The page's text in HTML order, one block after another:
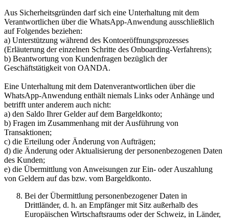
Aus Sicherheitsgründen darf sich eine Unterhaltung mit dem
Verantwortlichen über die WhatsApp-Anwendung ausschließlich
auf Folgendes beziehen:
a) Unterstützung während des Kontoeröffnungsprozesses
(Erläuterung der einzelnen Schritte des Onboarding-Verfahrens);
b) Beantwortung von Kundenfragen bezüglich der
Geschäftstätigkeit von OANDA.
Eine Unterhaltung mit dem Datenverantwortlichen über die
WhatsApp-Anwendung enthält niemals Links oder Anhänge und
betrifft unter anderem auch nicht:
a) den Saldo Ihrer Gelder auf dem Bargeldkonto;
b) Fragen im Zusammenhang mit der Ausführung von
Transaktionen;
c) die Erteilung oder Änderung von Aufträgen;
d) die Änderung oder Aktualisierung der personenbezogenen Daten
des Kunden;
e) die Übermittlung von Anweisungen zur Ein- oder Auszahlung
von Geldern auf das bzw. vom Bargeldkonto.
Bei der Übermittlung personenbezogener Daten in
Drittländer, d. h. an Empfänger mit Sitz außerhalb des
Europäischen Wirtschaftsraums oder der Schweiz, in Länder,